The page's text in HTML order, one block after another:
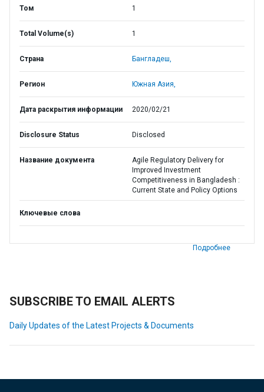
Том 1
Total Volume(s) 1
Страна Бангладеш,
Регион Южная Азия,
Дата раскрытия информации 2020/02/21
Disclosure Status Disclosed
Название документа
Agile Regulatory Delivery for
Improved Investment
Competitiveness in Bangladesh :
Current State and Policy Options
Ключевые слова
Подробнее
SUBSCRIBE TO EMAIL ALERTS
Daily Updates of the Latest Projects & Documents